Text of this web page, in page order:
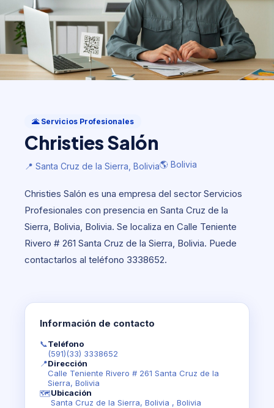
Christies Salón
📍 Santa Cruz de la Sierra, Bolivia🌎 Bolivia
🌋 Servicios Profesionales
Christies Salón
📍 Santa Cruz de la Sierra, Bolivia🌎 Bolivia
Christies Salón es una empresa del sector Servicios
Profesionales con presencia en Santa Cruz de la
Sierra, Bolivia, Bolivia. Se localiza en Calle Teniente
Rivero # 261 Santa Cruz de la Sierra, Bolivia. Puede
contactarlos al teléfono 3338652.
Información de contacto
📞Teléfono
(591)(33) 3338652
📍Dirección
Calle Teniente Rivero # 261 Santa Cruz de la
Sierra, Bolivia
🗺️Ubicación
Santa Cruz de la Sierra, Bolivia , Bolivia